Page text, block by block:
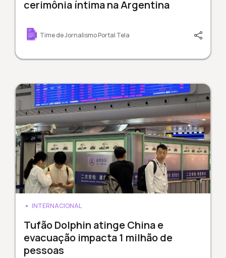
cerimônia íntima na Argentina
Time de Jornalismo Portal Tela
INTERNACIONAL
Tufão Dolphin atinge China e
evacuação impacta 1 milhão de
pessoas